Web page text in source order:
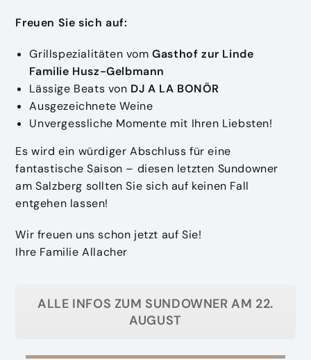
Freuen Sie sich auf:
Grillspezialitäten vomGasthof zur Linde
Familie Husz-Gelbmann
Lässige Beats von DJ A LA BONÖR
Ausgezeichnete Weine
Unvergessliche Momente mit Ihren Liebsten!
Es wird ein würdiger Abschluss für eine
fantastische Saison – diesen letzten Sundowner
am Salzberg sollten Sie sich auf keinen Fall
entgehen lassen!
Wir freuen uns schon jetzt auf Sie!
Ihre Familie Allacher
ALLE INFOS ZUM SUNDOWNER AM 22.
AUGUST